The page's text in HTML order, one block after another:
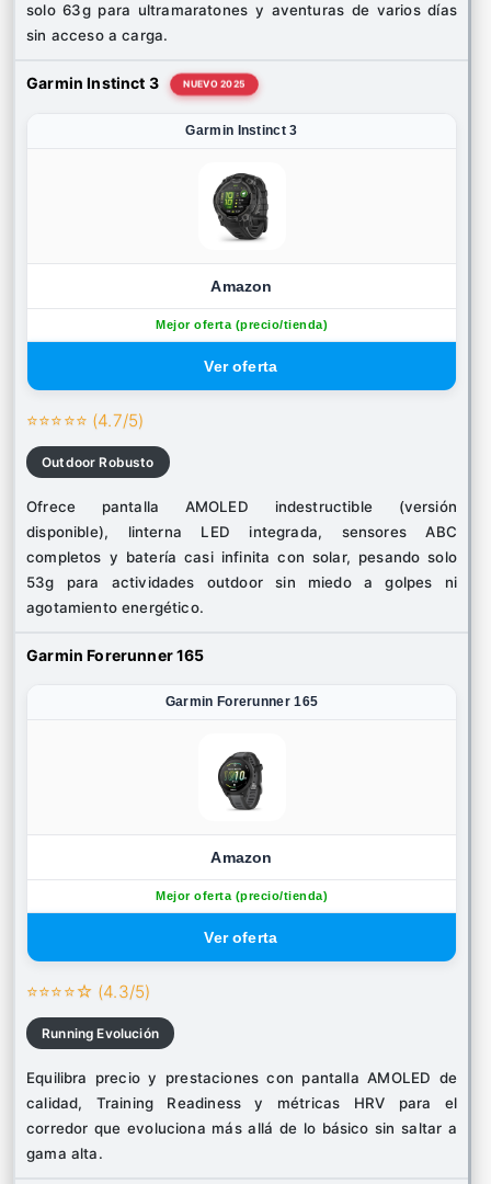
solo 63g para ultramaratones y aventuras de varios días
sin acceso a carga.
Garmin Instinct 3 NUEVO 2025
Garmin Instinct 3
Amazon
Mejor oferta (precio/tienda)
⭐⭐⭐⭐⭐ (4.7/5)
Outdoor Robusto
Ofrece pantalla AMOLED indestructible (versión
disponible), linterna LED integrada, sensores ABC
completos y batería casi infinita con solar, pesando solo
53g para actividades outdoor sin miedo a golpes ni
agotamiento energético.
Garmin Forerunner 165
Garmin Forerunner 165
Amazon
Mejor oferta (precio/tienda)
⭐⭐⭐⭐☆ (4.3/5)
Running Evolución
Equilibra precio y prestaciones con pantalla AMOLED de
calidad, Training Readiness y métricas HRV para el
corredor que evoluciona más allá de lo básico sin saltar a
gama alta.